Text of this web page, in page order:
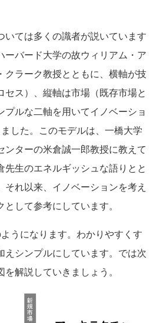
ては多くの識者が説いています
ーバード大学の故ウィリアム・ア
クラーク教授とともに、横軸が技
セス）、縦軸は市場（既存市場と
プルな二軸を用いてイノベーショ
した。このモデルは、一橋大学
ンターの米倉誠一郎教授に教えて
先生のエネルギッシュな語りとと
それ以来、イノベーションを考え
して参考にしています。
うになります。わかりやすくす
えシンプルにしています。では次
解説していきましょう。